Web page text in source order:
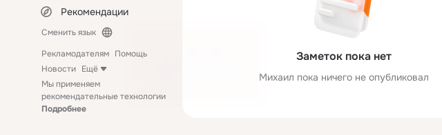
Рекомендации
Сменить язык
Рекламодателям Помощь
Новости Ещё
Мы применяем
рекомендательные технологии
Подробнее
Заметок пока нет
Михаил пока ничего не опубликовал